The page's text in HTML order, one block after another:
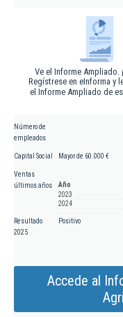
Ve el Informe Ampliado.
Regístrese en eInforma y
el Informe Ampliado de
Número de
empleados
Capital Social Mayor de 60.000 €
Ventas
últimos años
Año
2023
2024
Resultado
2025
Positivo
Accede al